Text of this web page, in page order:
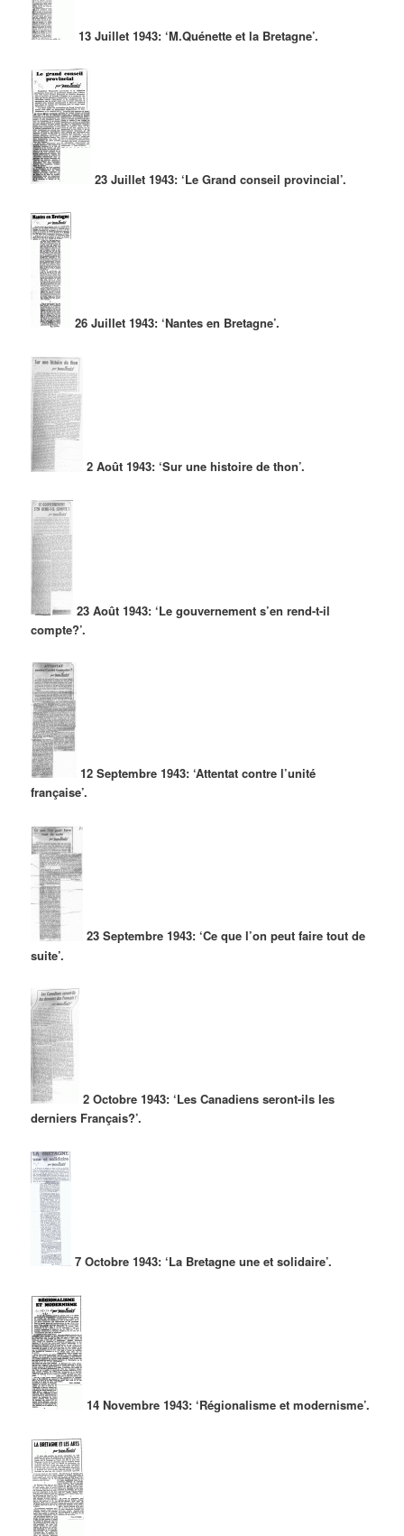
13 Juillet 1943: ‘M.Quénette et la Bretagne’.
23 Juillet 1943: ‘Le Grand conseil provincial’.
26 Juillet 1943: ‘Nantes en Bretagne’.
2 Août 1943: ‘Sur une histoire de thon’.
23 Août 1943: ‘Le gouvernement s’en rend-t-il
compte?’.
12 Septembre 1943: ‘Attentat contre l’unité
française’.
23 Septembre 1943: ‘Ce que l’on peut faire tout de
suite’.
2 Octobre 1943: ‘Les Canadiens seront-ils les
derniers Français?’.
7 Octobre 1943: ‘La Bretagne une et solidaire’.
14 Novembre 1943: ‘Régionalisme et modernisme’.